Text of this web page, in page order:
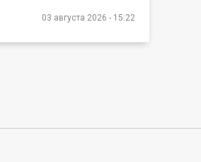
03 августа 2026 - 15:22